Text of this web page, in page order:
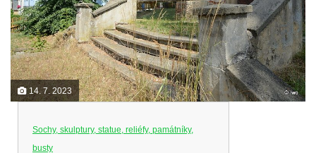
14. 7. 2023
Sochy, skulptury, statue, reliéfy, památníky,
busty